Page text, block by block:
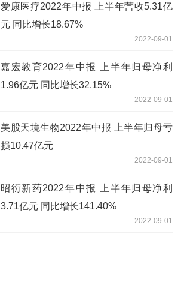
爱康医疗2022年中报 上半年营收5.31亿
元 同比增长18.67%
2022-09-01
嘉宏教育2022年中报 上半年归母净利
1.96亿元 同比增长32.15%
2022-09-01
美股天境生物2022年中报 上半年归母亏
损10.47亿元
2022-09-01
昭衍新药2022年中报 上半年归母净利
3.71亿元 同比增长141.40%
2022-09-01